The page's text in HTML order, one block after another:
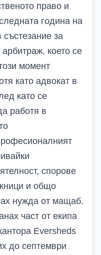
право и
година на
състезание за
което се
момент
като адвокат в
като се
работя в
спорове
и общо
нужда от мащаб.
част от екипа
Eversheds
до септември